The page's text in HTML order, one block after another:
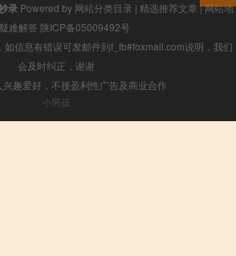
录 Powered by 网站分类目录 | 精选推荐文章 |网站地
疑难解答 陕ICP备05009492号
如信息有错误可发邮件到f_fb#foxmail.com说明，我们
会及时纠正，谢谢
趣爱好，不接盈利性广告及商业合作
小男孩